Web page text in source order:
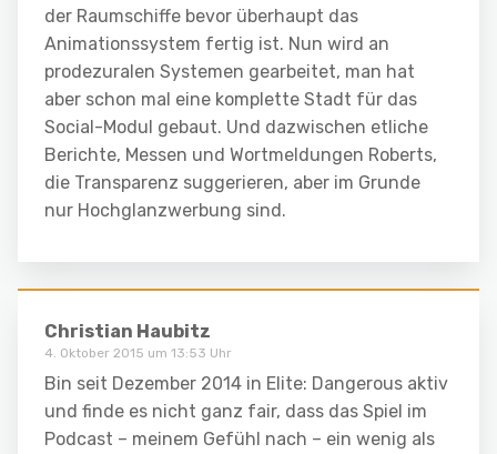
der Raumschiffe bevor überhaupt das
Animationssystem fertig ist. Nun wird an
prodezuralen Systemen gearbeitet, man hat
aber schon mal eine komplette Stadt für das
Social-Modul gebaut. Und dazwischen etliche
Berichte, Messen und Wortmeldungen Roberts,
die Transparenz suggerieren, aber im Grunde
nur Hochglanzwerbung sind.
Christian Haubitz
4. Oktober 2015 um 13:53 Uhr
Bin seit Dezember 2014 in Elite: Dangerous aktiv
und finde es nicht ganz fair, dass das Spiel im
Podcast – meinem Gefühl nach – ein wenig als